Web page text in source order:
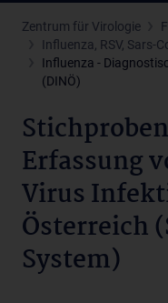
Zentrum für Virologie
Influenza, RSV, Sars-
Influenza -
(DINÖ)
Erfassung
Virus
Österreich
System)